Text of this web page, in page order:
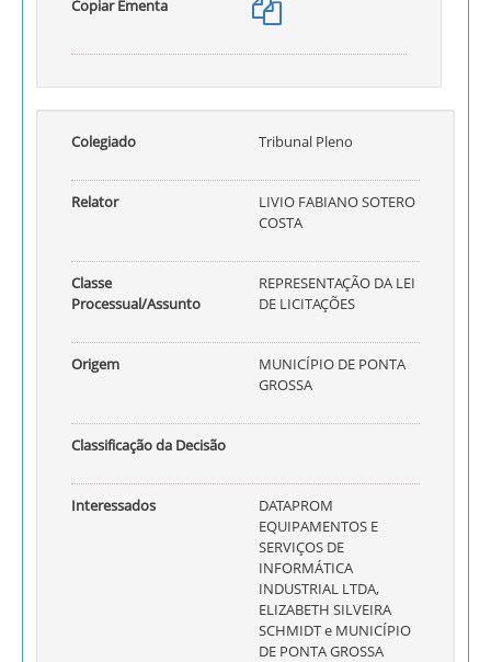
Copiar Ementa
Colegiado Tribunal Pleno
Relator
LIVIO FABIANO SOTERO
COSTA
Classe
Processual/Assunto
REPRESENTAÇÃO DA LEI
DE LICITAÇÕES
Origem
MUNICÍPIO DE PONTA
GROSSA
Classificação da Decisão
Interessados
DATAPROM
EQUIPAMENTOS E
SERVIÇOS DE
INFORMÁTICA
INDUSTRIAL LTDA,
ELIZABETH SILVEIRA
SCHMIDT e MUNICÍPIO
DE PONTA GROSSA